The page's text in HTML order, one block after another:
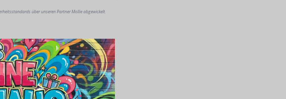
über unseren Partner Mollie abgewickelt.